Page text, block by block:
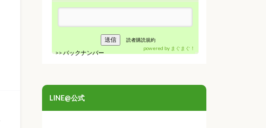
読者購読規約
>>バックナンバー
powered by まぐまぐ！
LINE@公式